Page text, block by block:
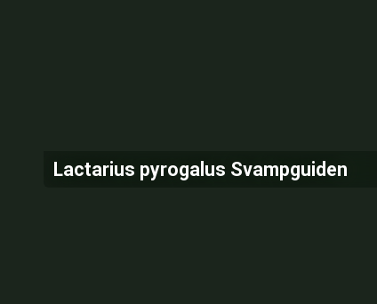
Lactarius pyrogalus Svampguiden